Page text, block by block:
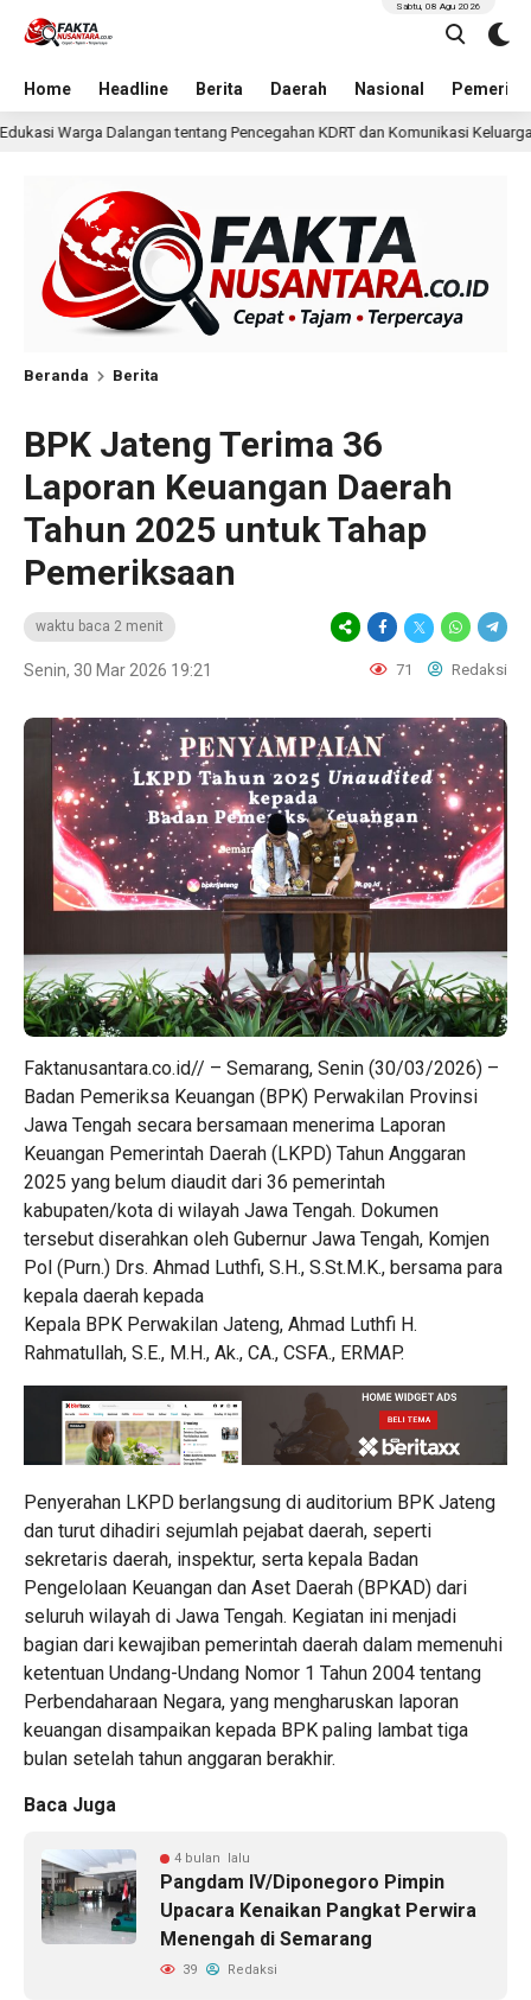
Home Headline Berita Daerah Nasional
Sabtu, 08 Agu 2026
KDRT dan Komunikasi Keluarga 39 menit lalu KKN Undip
Beranda Berita
BPK Jateng Terima 36
Laporan Keuangan Daerah
Tahun 2025 untuk Tahap
Pemeriksaan
waktu baca 2 menit
Senin, 30 Mar 2026 19:21 71 Redaksi
Faktanusantara.co.id// – Semarang, Senin (30/03/2026) –
Badan Pemeriksa Keuangan (BPK) Perwakilan Provinsi
Jawa Tengah secara bersamaan menerima Laporan
Keuangan Pemerintah Daerah (LKPD) Tahun Anggaran
2025 yang belum diaudit dari 36 pemerintah
kabupaten/kota di wilayah Jawa Tengah. Dokumen
tersebut diserahkan oleh Gubernur Jawa Tengah, Komjen
Pol (Purn.) Drs. Ahmad Luthfi, S.H., S.St.M.K., bersama para
kepala daerah kepada
Kepala BPK Perwakilan Jateng, Ahmad Luthfi H.
Rahmatullah, S.E., M.H., Ak., CA., CSFA., ERMAP.
Penyerahan LKPD berlangsung di auditorium BPK Jateng
dan turut dihadiri sejumlah pejabat daerah, seperti
sekretaris daerah, inspektur, serta kepala Badan
Pengelolaan Keuangan dan Aset Daerah (BPKAD) dari
seluruh wilayah di Jawa Tengah. Kegiatan ini menjadi
bagian dari kewajiban pemerintah daerah dalam memenuhi
ketentuan Undang-Undang Nomor 1 Tahun 2004 tentang
Perbendaharaan Negara, yang mengharuskan laporan
keuangan disampaikan kepada BPK paling lambat tiga
bulan setelah tahun anggaran berakhir.
Baca Juga
4 bulan lalu
Pangdam IV/Diponegoro Pimpin
Upacara Kenaikan Pangkat Perwira
Menengah di Semarang
39 Redaksi